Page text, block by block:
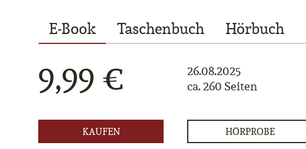
E-Book Taschenbuch Hörbuch
9,99 €
26.08.2025
ca. 260 Seiten
KAUFEN HÖRPROBE